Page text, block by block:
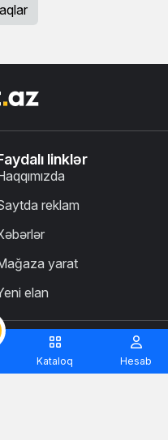
linklər
reklam
yarat
elan
tək mobil telefon
Kataloq Hesab